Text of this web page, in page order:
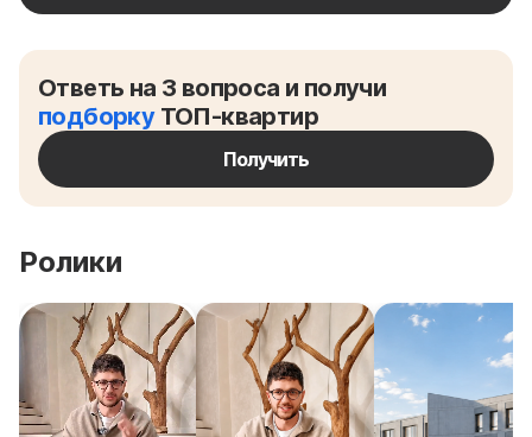
Ответь на 3 вопроса и получи
подборкуТОП-квартир
Получить
Ролики